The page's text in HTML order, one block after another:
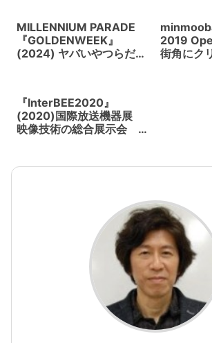
MILLENNIUM PARADE
『GOLDENWEEK』
(2024) ヤバいやつらだ
2019
街角にク
『InterBEE2020』
(2020)国際放送機器展
映像技術の総合展示会